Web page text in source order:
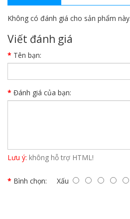
Không có đánh giá cho sản phẩm này.
Viết đánh giá
Tên bạn:
Đánh giá của bạn:
Lưu ý: không hỗ trợ HTML!
Bình chọn: Xấu